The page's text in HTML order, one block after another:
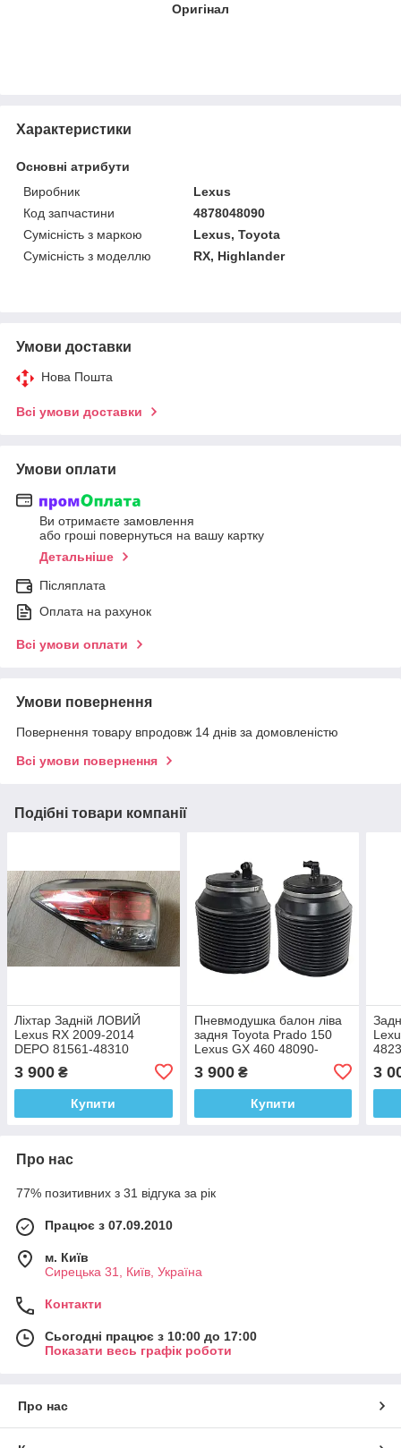
Оригінал
Характеристики
Основні атрибути
Виробник
Lexus
Код запчастини
4878048090
Сумісність з маркою
Lexus, Toyota
Сумісність з моделлю
RX, Highlander
Умови доставки
Нова Пошта
Всі умови доставки
Умови оплати
Ви отримаєте замовлення
або гроші повернуться на вашу картку
Детальніше
Післяплата
Оплата на рахунок
Всі умови оплати
Умови повернення
Повернення товару впродовж 14 днів за домовленістю
Всі умови повернення
Подібні товари компанії
Ліхтар Задній ЛОВИЙ
Lexus RX 2009-2014
DEPO 81561-48310
3 900 ₴
Купити
Пневмодушка балон ліва
задня Toyota Prado 150
Lexus GX 460 48090-
3 900₴
Купити
3
Про нас
77% позитивних з 31 відгука за рік
Працює з 07.09.2010
м. Київ
Сирецька 31, Київ, Україна
Контакти
Сьогодні працює з 10:00 до 17:00
Показати весь графік роботи
Про нас